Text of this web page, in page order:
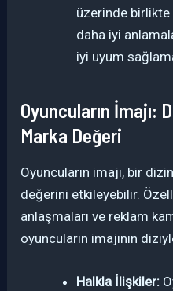
üzerinde birlikte
daha iyi
iyi uyum
Oyuncuların İmajı:
Marka Değeri
Oyuncuların imajı, bir
değerini etkileyebilir.
anlaşmaları ve reklam
oyuncuların imajının
Halkla İlişkiler: